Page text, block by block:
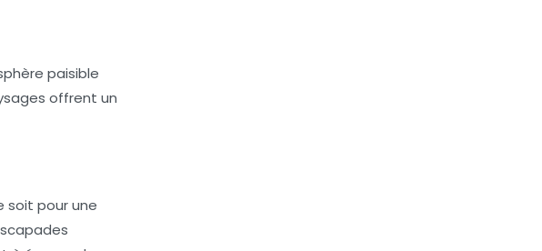
paisible
offrent un
soit pour une